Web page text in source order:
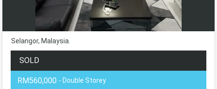
Selangor, Malaysia.
SOLD
RM560,000 - Double Storey